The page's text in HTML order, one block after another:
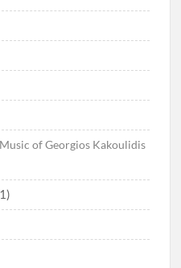
of Georgios Kakoulidis